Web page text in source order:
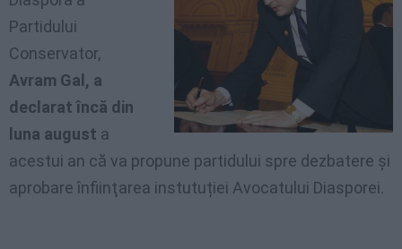
Partidului
Conservator,
Avram Gal, a
declarat încă din
luna august a
acestui an că va propune partidului spre dezbatere şi
aprobare înfiinţarea instutuției Avocatului Diasporei.